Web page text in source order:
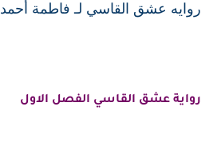
روايه عشق القاسي لـ فاطمة أحمد
رواية عشق القاسي الفصل الاول